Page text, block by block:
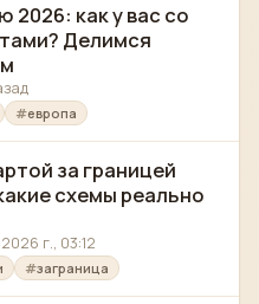
2026: как у вас со
Делимся
европа
за границей
схемы реально
г., 03:12
заграница